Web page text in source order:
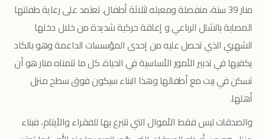
منار 39 سنة، منفصلة ومعيله لثلاثة أطفال. تعتمد على رعاية طفلتها
المصابة بالشلل الرباعي و إعاقة حركية شديدة من خلال دخلها
الشهري الذي تحصل عليه من إحدى المؤسسات الداعمة وهو بالكاد
يكفيها في تدبير الأمور الأساسية في الحياة. كل ما تتمناه منار هو أن
تسكن في بيت مع أطفالها وهذا البناء سيكون فوق سطح منزل
أهلها.
والصدقات ليس فقط الأموال التي نتبرع بها للفقراء والأيتام، فبناء